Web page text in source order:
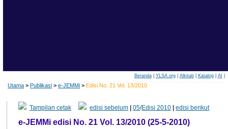
Beranda| YLSA.org| Alkitab| Katalog| AI
Utama > Publikasi > e-JEMMi > Edisi No. 21 Vol. 13/2010
Tampilan cetak edisi sebelum |05/Edisi 2010 |edisi berikut
e-JEMMi edisi No. 21 Vol. 13/2010 (25-5-2010)